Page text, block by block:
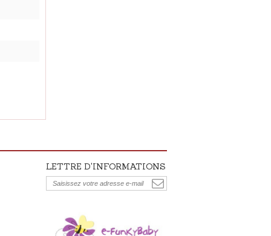
LETTRE D'INFORMATIONS